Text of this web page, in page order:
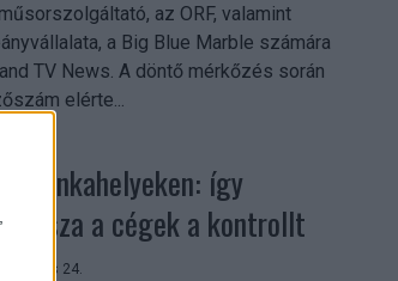
az ORF, valamint
a Big Blue Marble számára
TV News. A döntő mérkőzés során
elérte...
a munkahelyeken: így
vissza a cégek a kontrollt
július 24.